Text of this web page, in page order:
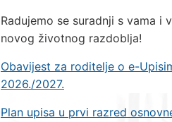
Radujemo se suradnji s vama
novog životnog razdoblja!
Obavijest za roditelje o e-
2026./2027.
Plan upisa u prvi razred